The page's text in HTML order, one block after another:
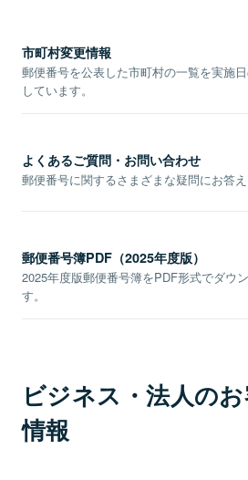
市町村変更情報
郵便番号を公表した市町村の一覧を実施
しています。
よくあるご質問・お問い合わせ
郵便番号に関するさまざまな疑問にお答え
郵便番号簿PDF（2025年度版）
2025年度版郵便番号簿をPDF形式でダウ
す。
ビジネス・法人の
情報